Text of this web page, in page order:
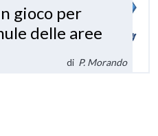
gioco per
delle aree
di P. Morando